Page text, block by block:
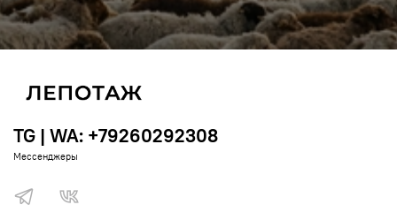
TG | WA: +79260292308
Мессенджеры